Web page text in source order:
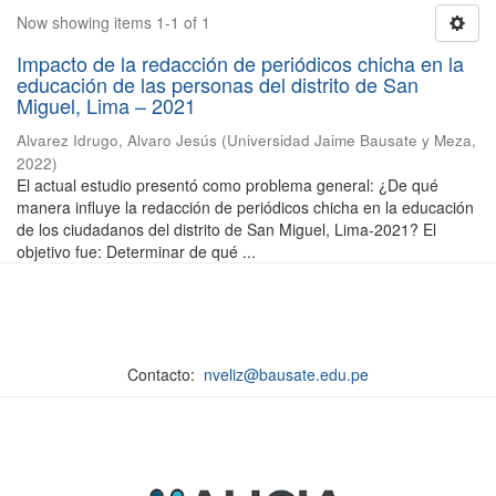
Now showing items 1-1 of 1
Impacto de la redacción de periódicos chicha en la
educación de las personas del distrito de San
Miguel, Lima – 2021
Alvarez Idrugo, Alvaro Jesús (Universidad Jaime Bausate y Meza,
2022)
El actual estudio presentó como problema general: ¿De qué
manera influye la redacción de periódicos chicha en la educación
de los ciudadanos del distrito de San Miguel, Lima-2021? El
objetivo fue: Determinar de qué ...
Contacto: nveliz@bausate.edu.pe